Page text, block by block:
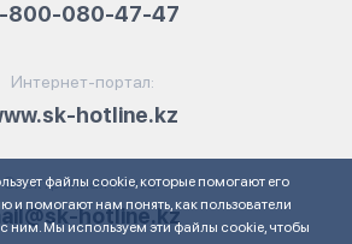
800-080-47-47
Интернет-портал:
hotline.kz
Электронная почта:
hotline.kz
файлы cookie, которые помогают его
и помогают нам понять, как пользователи
ним. Мы используем эти файлы cookie, чтобы